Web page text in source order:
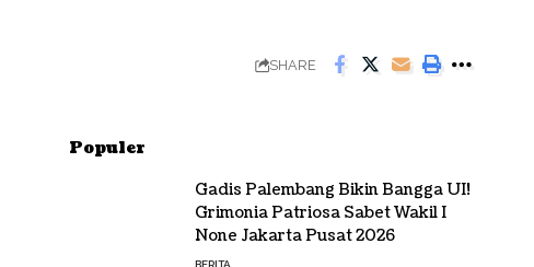
SHARE
Populer
Gadis Palembang Bikin Bangga UI!
Grimonia Patriosa Sabet Wakil I
None Jakarta Pusat 2026
BERITA